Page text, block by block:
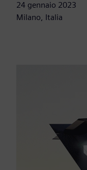
24 gennaio 2023
Milano, Italia